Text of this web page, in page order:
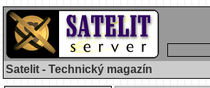
Satelit - Technický magazín